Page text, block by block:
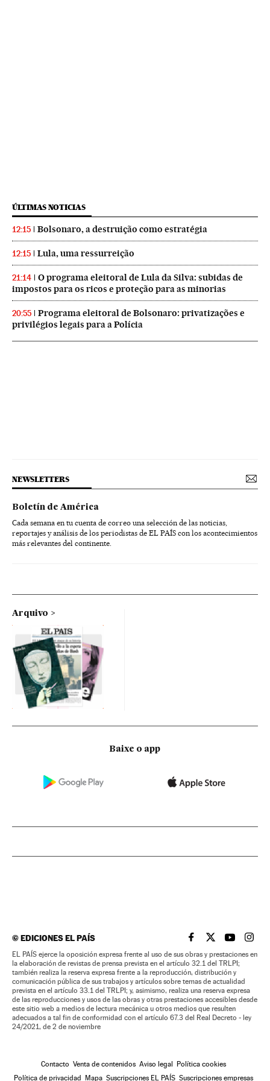
ÚLTIMAS NOTICIAS
12:15 Bolsonaro, a destruição como estratégia
12:15 Lula, uma ressurreição
21:14
O programa eleitoral de Lula da Silva: subidas de
impostos para os ricos e proteção para as minorias
20:55
Programa eleitoral de Bolsonaro: privatizações e
privilégios legais para a Polícia
NEWSLETTERS
Boletín de América
Cada semana en tu cuenta de correo una selección de las noticias,
reportajes y análisis de los periodistas de EL PAÍS con los acontecimientos
más relevantes del continente.
Arquivo
Baixe o app
©EDICIONES EL PAÍS EL PAÍS BRASIL EN
EL PAÍSEL PAÍS
EL
EL PAÍS ejerce la oposición expresa frente al uso de sus obras y prestaciones en
la elaboración de revistas de prensa prevista en el artículo 32.1 del TRLPI;
también realiza la reserva expresa frente a la reproducción, distribución y
comunicación pública de sus trabajos y artículos sobre temas de actualidad
prevista en el artículo 33.1 del TRLPI; y, asimismo, realiza una reserva expresa
de las reproducciones y usos de las obras y otras prestaciones accesibles desde
este sitio web a medios de lectura mecánica u otros medios que resulten
adecuados a tal fin de conformidad con el artículo 67.3 del Real Decreto - ley
24/2021, de 2 de noviembre
Contacto Venta de contenidos Aviso legal
Política cookies
Política de privacidad
Mapa Suscripciones EL PAÍS Suscripciones empresas